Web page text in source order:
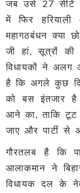
जब उसे 27 सीटें
में फिर
महागठबंधन क्या
जी हां, सूत्रों
विधायकों ने अलग
है कि अगले कुछ
को बस इंतजार है
आने का, ताकि टूट
जाए और पार्टी से
गौरतलब है कि
आलाकमान ने
विधायक दल के